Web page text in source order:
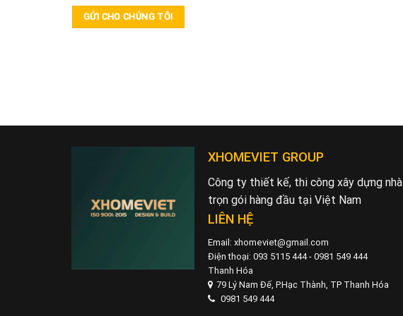
XHOMEVIET GROUP
Công ty thiết kế, thi công xây dựng nhà
trọn gói hàng đầu tại Việt Nam
LIÊN HỆ
Email: xhomeviet@gmail.com
Điện thoại: 093 5115 444 - 0981 549 444
Thanh Hóa
79 Lý Nam Đế, P.Hạc Thành, TP Thanh Hóa
0981 549 444